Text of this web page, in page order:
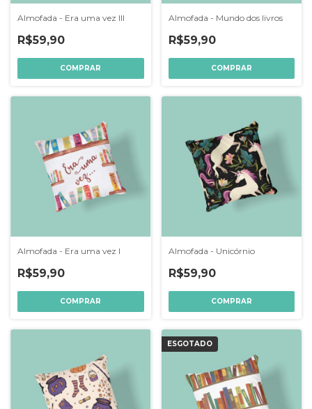
Almofada - Era uma vez III
R$59,90
COMPRAR
Almofada - Mundo dos livros
R$59,90
COMPRAR
Almofada - Era uma vez I
R$59,90
COMPRAR
Almofada - Unicórnio
R$59,90
COMPRAR
ESGOTADO